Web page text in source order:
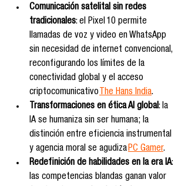
Comunicación satelital sin redes
tradicionales: el Pixel 10 permite
llamadas de voz y video en WhatsApp
sin necesidad de internet convencional,
reconfigurando los límites de la
conectividad global y el acceso
criptocomunicativo The Hans India.
Transformaciones en ética AI global: la
IA se humaniza sin ser humana; la
distinción entre eficiencia instrumental
y agencia moral se agudiza PC Gamer.
Redefinición de habilidades en la era IA:
las competencias blandas ganan valor